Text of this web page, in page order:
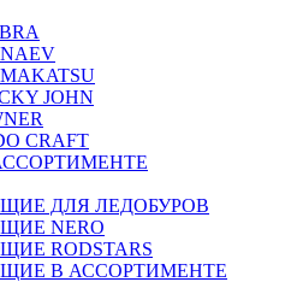
JOHN
CRAFT
ДЛЯ ЛЕДОБУРОВ
NERO
RODSTARS
В АССОРТИМЕНТЕ